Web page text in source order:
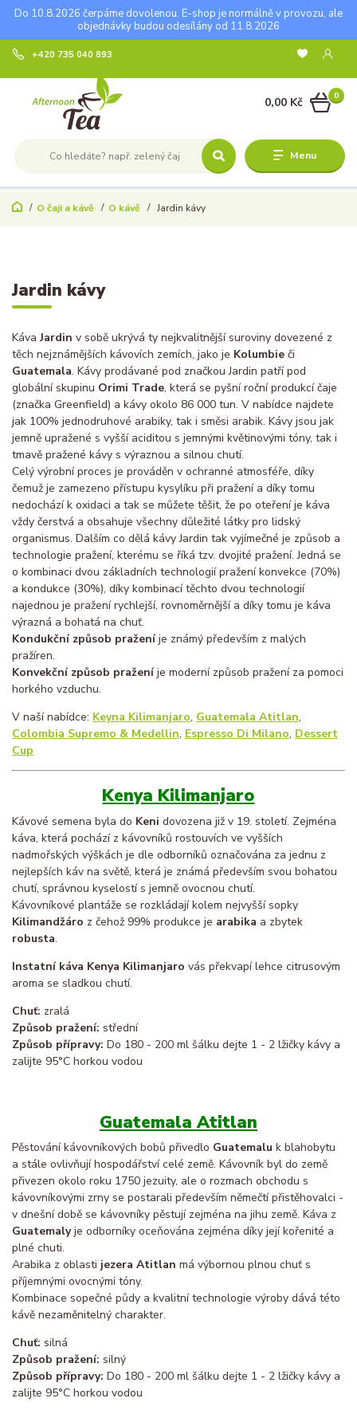
Do 10.8.2026 čerpáme dovolenou. E-shop je normálně v provozu, ale
objednávky budou odesílány od 11.8.2026
Menu
+420 735 040 893
0
0,00 Kč
O čaji a kávě O kávě Jardin kávy
Jardin kávy
KávaJardin v sobě ukrývá ty nejkvalitnější suroviny dovezené z
těch nejznámějších kávovích zemích, jako je Kolumbie či
Guatemala. Kávy prodávané pod značkou Jardin patří pod
globální skupinu Orimi Trade, která se pyšní roční produkcí čaje
(značka Greenfield) a kávy okolo 86 000 tun. V nabídce najdete
jak 100% jednodruhové arabiky, tak i směsi arabik. Kávy jsou jak
jemně upražené s vyšší aciditou s jemnými květinovými tóny, tak i
tmavě pražené kávy s výraznou a silnou chutí.
Celý výrobní proces je prováděn v ochranné atmosféře, díky
čemuž je zamezeno přístupu kysylíku při pražení a díky tomu
nedochází k oxidaci a tak se můžete těšit, že po oteření je káva
vždy čerstvá a obsahuje všechny důležité látky pro lidský
organismus. Dalším co dělá kávy Jardin tak vyjímečné je způsob a
technologie pražení, kterému se říká tzv. dvojité pražení. Jedná se
o kombinaci dvou základních technologií pražení konvekce (70%)
a kondukce (30%), díky kombinací těchto dvou technologií
najednou je pražení rychlejší, rovnoměrnější a díky tomu je káva
výrazná a bohatá na chuť.
Kondukční způsob praženíje známý především z malých
pražíren.
Konvekční způsob praženíje moderní způsob pražení za pomoci
horkého vzduchu.
V naší nabídce: Keyna Kilimanjaro, Guatemala Atitlan,
Colombia Supremo & Medellin, Espresso Di Milano, Dessert
Cup
Kenya Kilimanjaro
Kávové semena byla do Keni dovozena již v 19. století. Zejména
káva, která pochází z kávovníků rostouvích ve vyšších
nadmořských výškách je dle odborníků označována za jednu z
nejlepších káv na světě, která je známá především svou bohatou
chutí, správnou kyselostí s jemně ovocnou chutí.
Kávovníkové plantáže se rozkládají kolem nejvyšší sopky
Kilimandžáro z čehož 99% produkce je arabika a zbytek
robusta.
Instatní káva Kenya Kilimanjaro vás překvapí lehce citrusovým
aroma se sladkou chutí.
Chuť: zralá
Způsob pražení: střední
Způsob přípravy: Do 180 - 200 ml šálku dejte 1 - 2 lžičky kávy a
zalijte 95°C horkou vodou
Guatemala Atitlan
Pěstování kávovníkových bobů přivedlo Guatemalu k blahobytu
a stále ovlivňují hospodářství celé země. Kávovník byl do země
přivezen okolo roku 1750 jezuity, ale o rozmach obchodu s
kávovníkovými zrny se postarali především němečtí přistěhovalci -
v dnešní době se kávovníky pěstují zejména na jihu země. Káva z
Guatemalyje odborníky oceňována zejména díky její kořenité a
plné chuti.
Arabika z oblasti jezera Atitlan má výbornou plnou chuť s
příjemnými ovocnými tóny.
Kombinace sopečné půdy a kvalitní technologie výroby dává této
kávě nezaměnitelný charakter.
Chuť: silná
Způsob pražení: silný
Způsob přípravy: Do 180 - 200 ml šálku dejte 1 - 2 lžičky kávy a
zalijte 95°C horkou vodou